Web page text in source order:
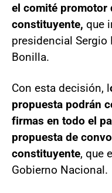
el comité promotor
constituyente, que
presidencial Sergio
Bonilla.
Con esta decisión, l
propuesta podrán
firmas en todo el
propuesta de
constituyente, que
Gobierno Nacional.